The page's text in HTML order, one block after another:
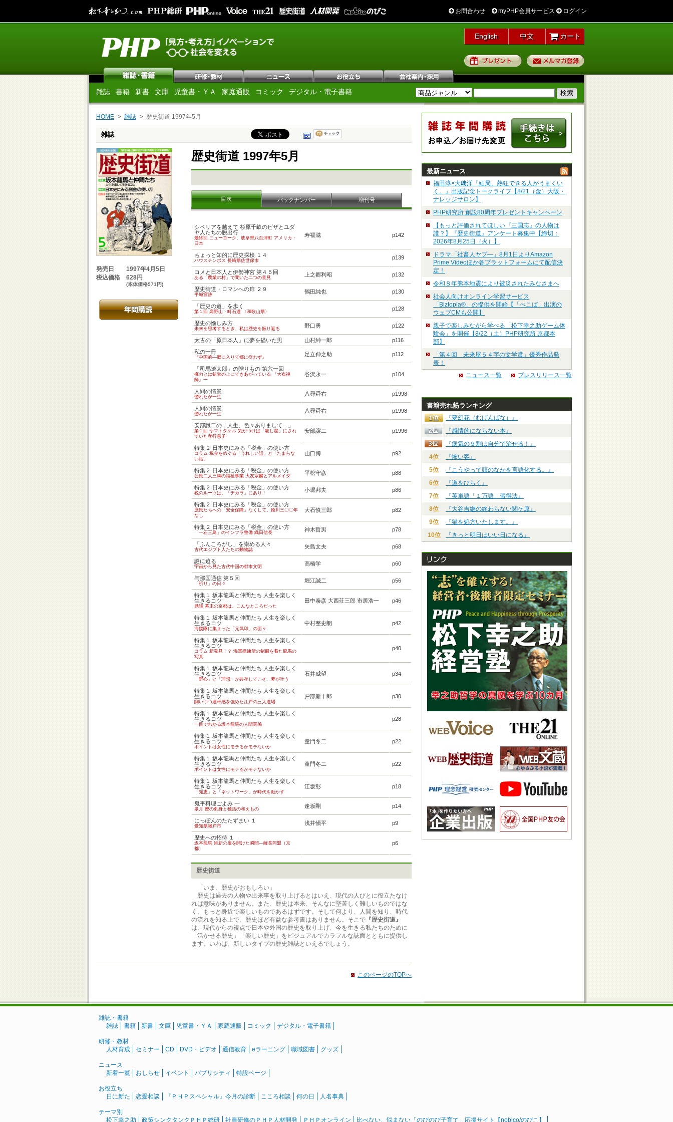
お問合わせ myPHP会員サービス ログイン
English 中文 カート
プレゼント
雑誌 書籍 新書 文庫 児童書・ＹＡ 家庭通販 コミック デジタル・電子書籍
HOME 雑誌 歴史街道 1997年5月
雑誌
発売日
1997年4月5日
税込価格
628円
(本体価格571円)
歴史街道 1997年5月
目次 バックナンバー 増刊号
シベリアを越えて 杉原千畝のビザとユダ
ヤ人たちの脱出行
最終回 ニューヨーク、岐阜県八百津町 アメリカ・
日本
寿福滋 p142
ちょっと知的に歴史探検 １４
ハウステンボス 長崎県佐世保市 p139
コメと日本人と伊勢神宮 第４５回
ある「農業の村」で聞いた二つの意見 上之郷利昭 p132
歴史街道・ロマンへの扉 ２９
平城宮跡 鶴田純也 p130
「歴史の道」を歩く
第１回 高野山・町石道 〈和歌山県〉 p128
歴史の愉しみ方
未来を思考するとき、私は歴史を振り返る 野口勇 p122
太古の「原日本人」に夢を描いた男 山村紳一郎
p116
私の一冊
『中国的―郷に入りて郷に従わず』 足立伸之助 p112
「司馬遼太郎」の贈りもの 第六一回
権力とは錯覚の上にできあがっている 『大盗禅
師』一
谷沢永一 p104
人間の情景
惚れたが一生 八尋舜右 p1998
人間の情景
惚れたが一生 八尋舜右 p1998
安部譲二の「人生、色々ありまして…」
第１回 ヤマトタケル 気がつけば「殺し屋」にされ
ていた孝行息子
安部譲二 p1996
特集２ 日本史にみる「税金」の使い方
コラム 税金をめぐる「うれしい話」と「たまらな
い話」
山口博 p92
特集２ 日本史にみる「税金」の使い方
公民二人三脚の福祉事業 大友宗麟とアルメイダ 平松守彦 p88
特集２ 日本史にみる「税金」の使い方
税のルーツは、「チカラ」にあり！ 小堀邦夫 p86
特集２ 日本史にみる「税金」の使い方
庶民たちへの「安全保障」なくして、徳川三〇〇年
なし
大石慎三郎 p82
特集２ 日本史にみる「税金」の使い方
「一石三鳥」のインフラ整備 織田信長 神木哲男 p78
「ふんころがし」を崇める人々
古代エジプト人たちの動物誌 矢島文夫 p68
謎に迫る
宇宙から見た古代中国の都市文明 高橋学 p60
与那国通信 第５回
「祈り」の日々 堀江誠二 p56
特集１ 坂本龍馬と仲間たち 人生を楽しく
生きるコツ
鼎談 幕末の京都は、こんなところだった
田中泰彦 大西荘三郎 市居浩一 p46
特集１ 坂本龍馬と仲間たち 人生を楽しく
生きるコツ
海援隊に集まった「元気印」の面々
中村整史朗 p42
特集１ 坂本龍馬と仲間たち 人生を楽しく
生きるコツ
コラム 新発見！？ 海軍操練所の制服を着た龍馬の
写真
p40
特集１ 坂本龍馬と仲間たち 人生を楽しく
生きるコツ
「野心」と「理想」が共存してこそ、夢が叶う
石井威望 p34
特集１ 坂本龍馬と仲間たち 人生を楽しく
生きるコツ
闘いつつ連帯感を強めた江戸の三大道場
戸部新十郎 p30
特集１ 坂本龍馬と仲間たち 人生を楽しく
生きるコツ
一目でわかる坂本龍馬の人間関係
p28
特集１ 坂本龍馬と仲間たち 人生を楽しく
生きるコツ
ポイントは女性にモテるかモテないか
童門冬二 p22
特集１ 坂本龍馬と仲間たち 人生を楽しく
生きるコツ
ポイントは女性にモテるかモテないか
童門冬二 p22
特集１ 坂本龍馬と仲間たち 人生を楽しく
生きるコツ
「知恵」と「ネットワーク」が時代を動かす
江坂彰 p18
鬼平料理ごよみ 一
皐月 鰹の刺身と独活の和えもの 逢坂剛 p14
にっぽんのたたずまい １
愛知県瀬戸市 浅井愼平 p9
歴史への招待 １
坂本龍馬 維新の扉を開けた瞬間―薩長同盟（京
都）
p6
歴史街道
「いま、歴史がおもしろい」
歴史は過去の人物や出来事を取り上げるとはいえ、現代の人びとに役立たなけ
れば意味がありません。また、歴史は本来、そんなに堅苦しく難しいものではな
く、もっと身近で楽しいものであるはずです。そして何より、人間を知り、時代
の流れを知る上で、歴史ほど有益な参考書はありません。そこで 『歴史街道』
は、現代からの視点で日本や外国の歴史を取り上げ、今を生きる私たちのために
「活かせる歴史」「楽しい歴史」をビジュアルでカラフルな誌面とともに提供し
ます。いわば、新しいタイプの歴史雑誌といえるでしょう。
このページのTOPへ
最新ニュース
福田淳×大﨑洋『結局、熱狂できる人がうまくい
く。』出版記念トークライブ【8/21（金）大阪・
ナレッジサロン】
PHP研究所 創設80周年プレゼントキャンペーン
【もっと評価されてほしい『三国志』の人物は
誰？】『歴史街道』アンケート募集中【締切：
2026年8月25日（火）】
ドラマ「社畜人ヤブ―」8月1日よりAmazon
Prime Videoほか各プラットフォームにて配信決
定！
令和８年熊本地震により被災されたみなさまへ
社会人向けオンライン学習サービス
「Biztopia®」の提供を開始【「ぺこぱ」出演の
ウェブCMも公開】
親子で楽しみながら学べる「松下幸之助ゲーム体
験会」を開催【8/22（土）PHP研究所 京都本
部】
「第４回 未来屋５４字の文学賞」優秀作品発
表！
ニュース一覧
プレスリリース一覧
書籍売れ筋ランキング
『夢幻花（むげんばな）』
『感情的にならない本』
『病気の９割は自分で治せる！』
4位
『怖い客』
5位
『こうやって頭のなかを言語化する。』
6位
『道をひらく』
7位
『英単語「１万語」習得法』
8位
『大谷吉継の終わらない関ケ原』
9位
『猫を処方いたします。』
10位
『きっと明日はいい日になる』
雑誌・書籍
雑誌
書籍 新書 文庫 児童書・ＹＡ 家庭通販 コミック デジタル・電子書籍
研修・教材
人材育成
セミナー CD DVD・ビデオ 通信教育 eラーニング 職域図書 グッズ
ニュース
新着一覧
おしらせ イベント パブリシティ 特設ページ
お役立ち
日に新た
恋愛相談 『ＰＨＰスペシャル』今月の診断 こころ相談 何の日 人名事典
テーマ別
松下幸之助
政策シンクタンクＰＨＰ総研 社員研修のＰＨＰ人材開発 ＰＨＰオンライン 比べない、悩まない「のびのび子育て」応援サイト【nobico/のびこ】